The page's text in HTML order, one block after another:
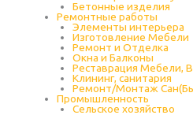
Бетонные изделия
Ремонтные работы
Элементы интерьера
Изготовление Мебели
Ремонт и Отделка
Окна и Балконы
Реставрация Мебели,
Клининг, санитария
Ремонт/Монтаж
Промышленность
Cельское хозяйство